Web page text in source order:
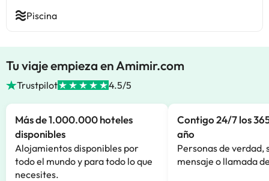
Piscina
Tu viaje empieza en Amimir.com
Trustpilot 4.5/5
Más de 1.000.000 hoteles
disponibles
Alojamientos disponibles por
todo el mundo y para todo lo que
necesites.
Contigo 24/7 los
año
Personas de verdad,
mensaje o llamada